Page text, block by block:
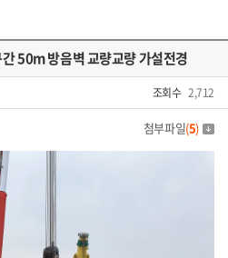
50m 방음벽 교량교량 가설전경
조회수 2,712
첨부파일(5)